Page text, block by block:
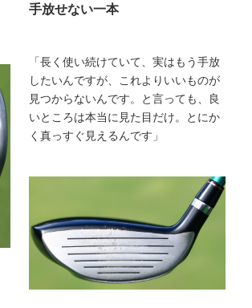
手放せない一本
「長く使い続けていて、実はもう手放
したいんですが、これよりいいものが
見つからないんです。と言っても、良
いところは本当に見た目だけ。とにか
く真っすぐ見えるんです」